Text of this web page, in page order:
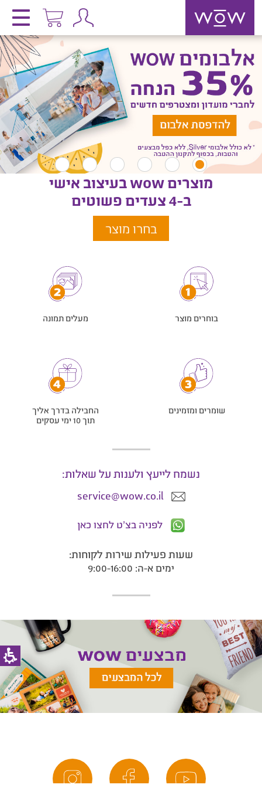
מוצרים wow בעיצוב אישי
ב-4 צעדים פשוטים
בחרו מוצר
בוחרים מוצר מעלים תמונה
שומרים ומזמינים
החבילה בדרך אליך
תוך 10 ימי עסקים
נשמח לייעץ ולענות על שאלות:
service@wow.co.il
שעות פעילות שירות לקוחות:
ימים א-ה: 9:00-16:00